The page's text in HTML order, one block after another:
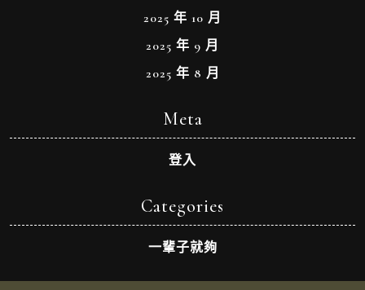
2025 年 10 月
2025 年 9 月
2025 年 8 月
Meta
登入
Categories
一輩子就夠